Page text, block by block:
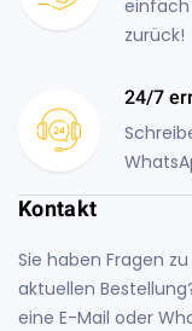
einfach
zurück!
24/7
Kontakt
Sie haben Fragen
aktuellen
eine E-Mail oder